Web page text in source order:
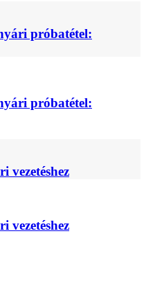
próbatétel:
próbatétel:
vezetéshez
vezetéshez